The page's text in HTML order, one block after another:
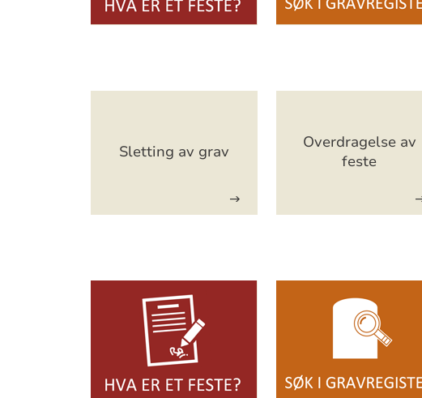
Sletting av grav
Overdragelse av
feste
Artikkelsnarveger